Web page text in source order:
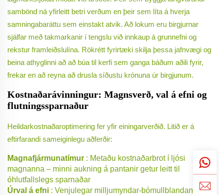
sambönd ná yfirleitt betri verðum en þeir sem líta á hverja
samningabaráttu sem einstakt atvik. Að lokum eru birgjurnar
sjálfar með takmarkanir í tengslu við innkaup á grunnefni og
rekstur framleiðslulína. Rökrétt fyrirtæki skilja þessa jafnvægi og
beina athyglinni að að búa til kerfi sem ganga báðum aðili fyrir,
frekar en að reyna að drusla síðustu krónuna úr birgjunum.
Kostnaðarávinningur: Magnsverð, val á efni og
flutningssparnaður
Heildarkostnaðaroptimering fer yfir einingarverðið. Litið er á
eftirfarandi sameiginlegu aðferðir:
Magnafjármunatímur : Metaðu kostnaðarbrot í ljósi
magnanna – minni aukning á pantanir getur leitt til
óhlutfallslegs sparnaðar
Úrval á efni : Venjulegar milljumyndar-bómullblandanir